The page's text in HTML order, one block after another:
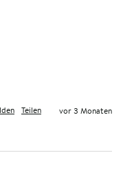
Teilen vor 3 Monaten